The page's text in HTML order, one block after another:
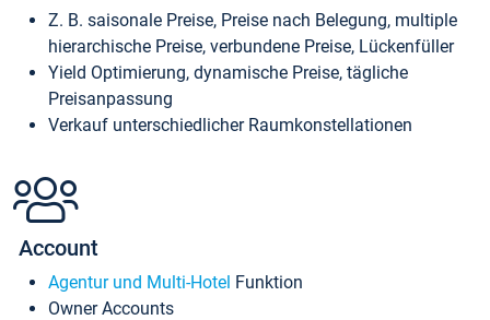
Z. B. saisonale Preise, Preise nach Belegung, multiple
hierarchische Preise, verbundene Preise, Lückenfüller
Yield Optimierung, dynamische Preise, tägliche
Preisanpassung
Verkauf unterschiedlicher Raumkonstellationen
Account
Agentur und Multi-Hotel Funktion
Owner Accounts